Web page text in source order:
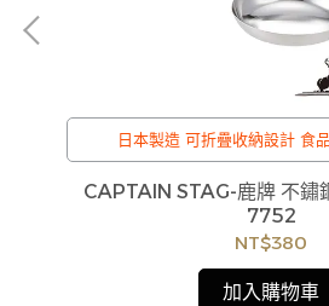
日本製造
CAPTAIN STAG-鹿牌 不鏽
7752
NT$380
加入購物車